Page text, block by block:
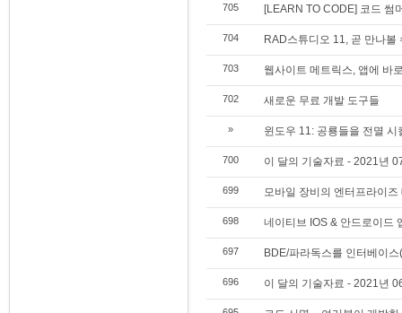
705 [LEARN TO CODE] 코드 썸
704 RAD스튜디오 11, 곧 만나볼
703 웹사이트 메트릭스, 앱에 바
702 새로운 무료 개발 도구들
» 윈도우 11: 공룡들을 전멸
700 이 달의 기술자료 - 2021년
699 모바일 장비의 엔터프라이
698 네이티브 IOS & 안드로이드
697 BDE/파라독스를 인터베이
696 이 달의 기술자료 - 2021년